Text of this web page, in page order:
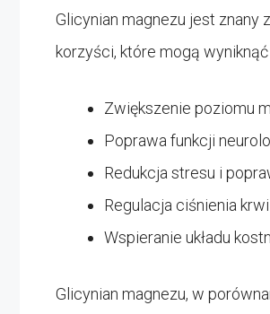
Glicynian magnezu jest znany
korzyści, które mogą
Zwiększenie poziomu
Poprawa funkcji
Redukcja stresu i
Regulacja ciśnienia krwi
Wspieranie układu
Glicynian magnezu, w